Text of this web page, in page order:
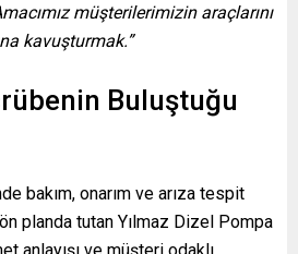
müşterilerimizin araçlarını
kavuşturmak.”
Buluştuğu
bakım, onarım ve arıza tespit
planda tutan Yılmaz Dizel Pompa
anlayışı ve müşteri odaklı